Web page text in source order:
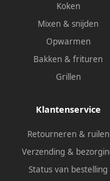
Koken
Mixen & snijden
Opwarmen
Bakken & frituren
Grillen
Klantenservice
Retourneren & ruilen
Verzending &
Status van bestelling